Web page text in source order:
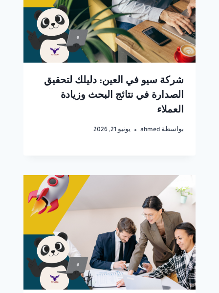
شركة سيو في العين: دليلك لتحقيق
الصدارة في نتائج البحث وزيادة
العملاء
بواسطة ahmed يونيو 21, 2026